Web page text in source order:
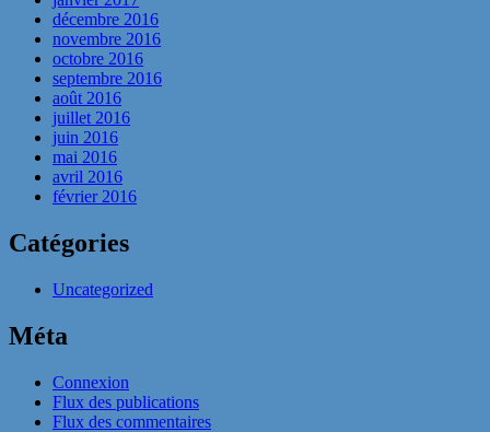
décembre 2016
novembre 2016
octobre 2016
septembre 2016
août 2016
juillet 2016
juin 2016
mai 2016
avril 2016
février 2016
Catégories
Uncategorized
Méta
Connexion
Flux des publications
Flux des commentaires